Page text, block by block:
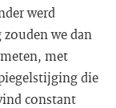
werd
we dan
met
die
constant